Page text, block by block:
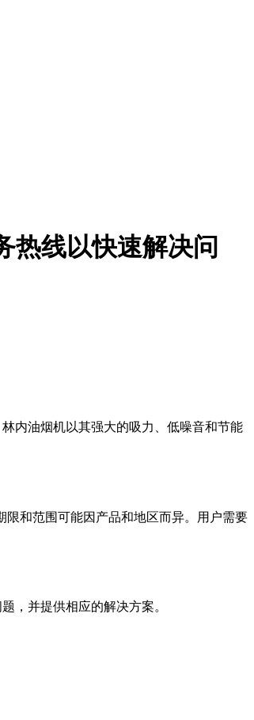
热线以快速解决问
内油烟机以其强大的吸力、低噪音和节能
和范围可能因产品和地区而异。用户需要
，并提供相应的解决方案。